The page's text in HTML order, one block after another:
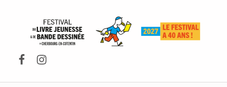
Facebook
Instagram